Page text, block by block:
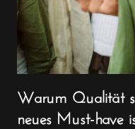
Warum Qualität
neues Must-have